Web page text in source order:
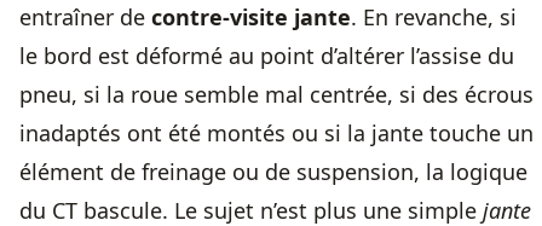
entraîner de contre-visite jante. En revanche, si
le bord est déformé au point d’altérer l’assise du
pneu, si la roue semble mal centrée, si des écrous
inadaptés ont été montés ou si la jante touche un
élément de freinage ou de suspension, la logique
du CT bascule. Le sujet n’est plus une simple jante